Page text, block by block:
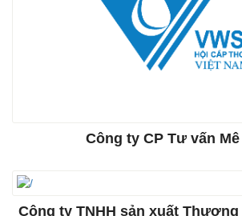
Công ty CP Tư vấn
Công ty TNHH sản xuất